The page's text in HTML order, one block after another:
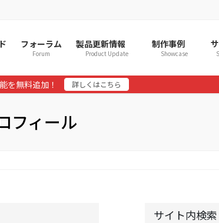
フォーラム
Forum
製品更新情報
Product Update
制作事例
Showcase
を無料追加！ 詳しくはこちら
フィール
サイト内検索